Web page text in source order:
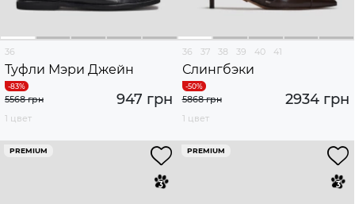
36
Туфли Мэри Джейн
947 грн
5568 грн
1 цвет
36 37 38 39 40 41
Слингбэки
2934 грн
5868 грн
1 цвет
PREMIUM PREMIUM